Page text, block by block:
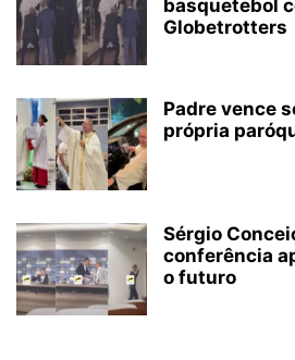
basquetebol
Globetrotters
Padre vence
própria
Sérgio
conferência
o futuro